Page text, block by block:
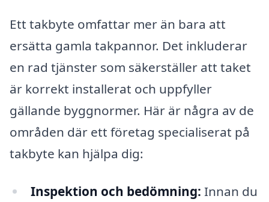
Ett takbyte omfattar mer än bara att
ersätta gamla takpannor. Det inkluderar
en rad tjänster som säkerställer att taket
är korrekt installerat och uppfyller
gällande byggnormer. Här är några av de
områden där ett företag specialiserat på
takbyte kan hjälpa dig:
Inspektion och bedömning: Innan du